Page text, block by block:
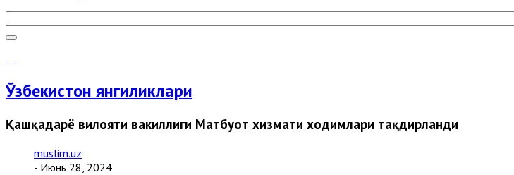
Ўзбекистон янгиликлари
Қашқадарё вилояти вакиллиги Матбуот хизмати ходимлари тақдирланди
muslim.uz
- Июнь 28, 2024